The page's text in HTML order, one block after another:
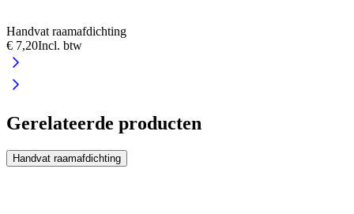
Handvat raamafdichting
€ 7,20Incl. btw
Gerelateerde producten
Handvat raamafdichting